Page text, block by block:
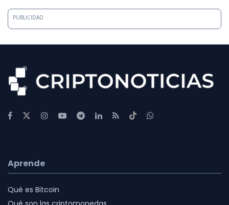
PUBLICIDAD
Aprende
Qué es Bitcoin